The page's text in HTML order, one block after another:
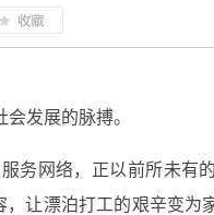
发展的脉搏。
务网络，正以前所未有
让漂泊打工的艰辛变为